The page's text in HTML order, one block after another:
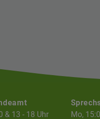
& 13 - 18 Uhr
Mo,